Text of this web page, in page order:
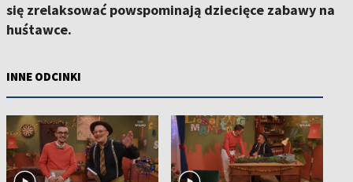
się zrelaksować powspominają dziecięce zabawy na
huśtawce.
INNE ODCINKI